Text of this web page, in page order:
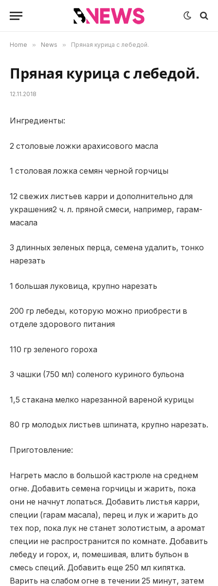
Home » News » Пряная курица с лебедой.
Пряная курица с лебедой.
12.11.2018
Ингредиенты:
2 столовые ложки арахисового масла
1 столовая ложка семян черной горчицы
12 свежих листьев карри и дополнительно для
украшения2 ч. л. пряной смеси, например, гарам-
масала
3 длинных зеленых перца, семена удалить, тонко
нарезать
1 большая луковица, крупно нарезать
200 гр лебеды, которую можно приобрести в
отделе здорового питания
110 гр зеленого гороха
3 чашки (750 мл) соленого куриного бульона
1,5 стакана мелко нарезанной вареной курицы
80 гр молодых листьев шпината, крупно нарезать.
Приготовление:
Нагреть масло в большой кастрюле на среднем
огне. Добавить семена горчицы и жарить, пока
они не начнут лопаться. Добавить листья карри,
специи (гарам масала), перец и лук и жарить до
тех пор, пока лук не станет золотистым, а аромат
специи не распространится по комнате. Добавить
лебеду и горох, и, помешивая, влить бульон в
смесь специй. Добавить еще 250 мл кипятка.
Варить на слабом огне в течении 25 минут, затем